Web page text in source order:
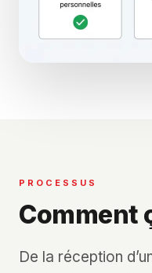
PROCESSUS
Comment
De la réception